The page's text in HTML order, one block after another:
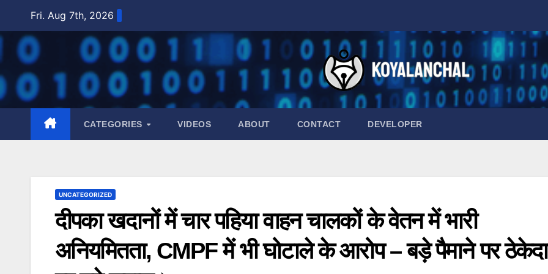
content
Fri. Aug 7th, 2026
CATEGORIES VIDEOS ABOUT CONTACT DEVELOPER
UNCATEGORIZED
दीपका खदानों में चार पहिया वाहन चालकों के वेतन में भारी
अनियमितता, CMPF में भी घोटाले के आरोप – बड़े पैमाने पर